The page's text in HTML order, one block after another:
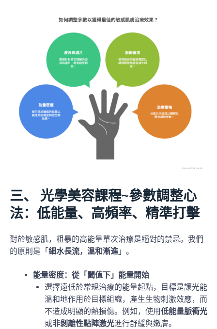
三、 光學美容課程~參數調整心
法：低能量、高頻率、精準打擊
對於敏感肌，粗暴的高能量單次治療是絕對的禁忌。我們
的原則是「 細水長流，溫和漸進」。
能量密度：從「閾值下」能量開始
選擇遠低於常規治療的能量起點，目標是讓光能
溫和地作用於目標組織，產生生物刺激效應，而
不造成明顯的熱損傷。例如，使用低能量脈衝光
或非剝離性點陣激光進行舒緩與嫩膚。